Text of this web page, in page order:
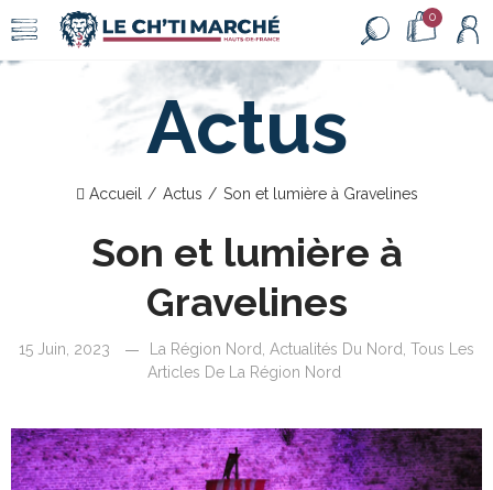
0
Actus
Accueil Actus Son et lumière à Gravelines
Son et lumière à
Gravelines
15 Juin, 2023 La Région Nord Actualités Du Nord Tous Les
Articles De La Région Nord